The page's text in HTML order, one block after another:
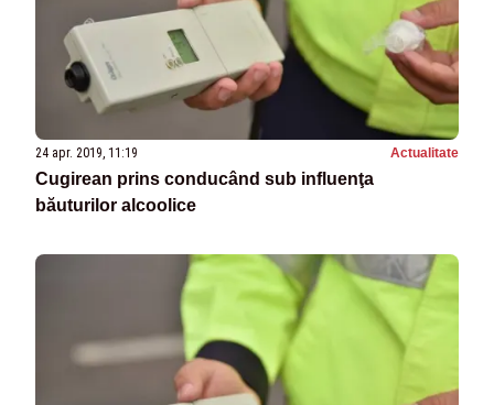
24 apr. 2019, 11:19 Actualitate
Cugirean prins conducând sub influenţa
băuturilor alcoolice